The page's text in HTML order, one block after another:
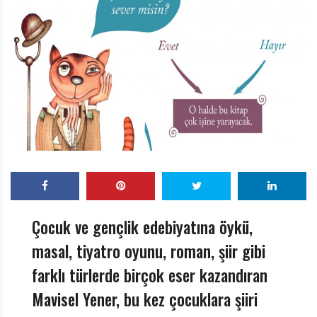
Çocuk ve gençlik edebiyatına öykü,
masal, tiyatro oyunu, roman, şiir gibi
farklı türlerde birçok eser kazandıran
Mavisel Yener, bu kez çocuklara şiiri